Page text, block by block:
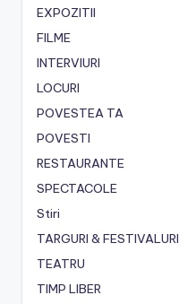
EXPOZITII
FILME
INTERVIURI
LOCURI
POVESTEA TA
POVESTI
RESTAURANTE
SPECTACOLE
Stiri
TARGURI & FESTIVALURI
TEATRU
TIMP LIBER